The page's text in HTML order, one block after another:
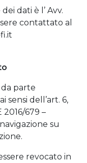
dati è l’ Avv.
contattato al
parte
sensi dell’art. 6,
679 –
su
revocato in